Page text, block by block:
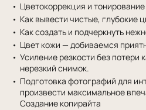
Цветокоррекция и
Как вывести чистые, глубокие
Как создать и подчеркнуть
Цвет кожи — добиваемся
Усиление резкости без потери
нерезкий снимок.
Подготовка фотографий для
произвести максимальное
Создание копирайта